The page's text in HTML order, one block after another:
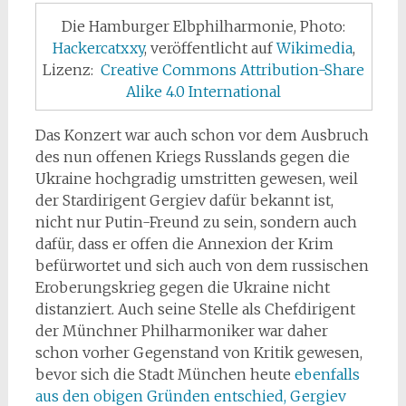
Die Hamburger Elbphilharmonie, Photo:
Hackercatxxy, veröffentlicht aufWikimedia,
Lizenz:Creative Commons Attribution-Share
Alike 4.0 International
Das Konzert war auch schon vor dem Ausbruch
des nun offenen Kriegs Russlands gegen die
Ukraine hochgradig umstritten gewesen, weil
der Stardirigent Gergiev dafür bekannt ist,
nicht nur Putin-Freund zu sein, sondern auch
dafür, dass er offen die Annexion der Krim
befürwortet und sich auch von dem russischen
Eroberungskrieg gegen die Ukraine nicht
distanziert. Auch seine Stelle als Chefdirigent
der Münchner Philharmoniker war daher
schon vorher Gegenstand von Kritik gewesen,
bevor sich die Stadt München heute ebenfalls
aus den obigen Gründen entschied, Gergiev